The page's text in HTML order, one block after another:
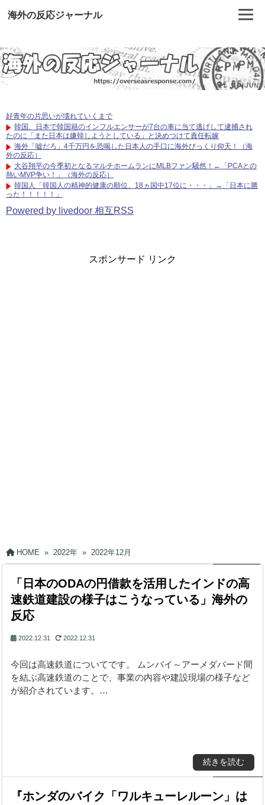
海外の反応ジャーナル
好青年の片思いが壊れていくまで
韓国、日本で韓国籍のインフルエンサーが7台の車に当て逃げして逮捕され
たのに「また日本は嫌韓しようとしている」と決めつけて責任転嫁
海外「嘘だろ」4千万円を恐喝した日本人の手口に海外びっくり仰天！（海
外の反応）
大谷翔平の今季初となるマルチホームランにMLBファン騒然！←「PCAとの
熱いMVP争い！」（海外の反応）
韓国人「韓国人の精神的健康の順位、18ヵ国中17位に・・・」→「日本に勝
った！！！！！」
Powered by livedoor 相互RSS
スポンサード リンク
HOME » 2022年 » 2022年12月
「日本のODAの円借款を活用したインドの高
速鉄道建設の様子はこうなっている」海外の
反応
2022.12.31 2022.12.31
今回は高速鉄道についてです。 ムンバイ～アーメダバード間
を結ぶ高速鉄道のことで、事業の内容や建設現場の様子など
が紹介されています。…
続きを読む
『ホンダのバイク「ワルキューレルーン」は